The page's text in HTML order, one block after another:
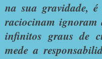
na sua gravidade,
raciocinam ignoram
infinitos graus de
mede a